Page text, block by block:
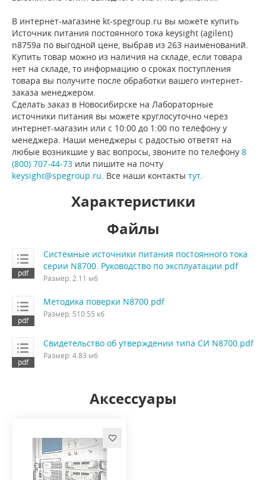
В интернет-магазине kt-spegroup.ru вы можете купить
Источник питания постоянного тока keysight (agilent)
n8759a по выгодной цене, выбрав из 263 наименований.
Купить товар можно из наличия на складе, если товара
нет на складе, то информацию о сроках поступления
товара вы получите после обработки вашего интернет-
заказа менеджером.
Сделать заказ в Новосибирске на Лабораторные
источники питания вы можете круглосуточно через
интернет-магазин или с 10:00 до 1:00 по телефону у
менеджера. Наши менеджеры с радостью ответят на
любые возникшие у вас вопросы, звоните по телефону 8
(800) 707-44-73 или пишите на почту
keysight@spegroup.ru. Все наши контакты тут.
Характеристики
Файлы
Системные источники питания постоянного тока
серии N8700. Руководство по эксплуатации.pdf
Размер: 2.11 мб
Методика поверки N8700.pdf
Размер: 510.55 кб
Свидетельство об утверждении типа СИ N8700.pdf
Размер: 4.83 мб
Аксессуары